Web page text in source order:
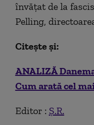
învățat de la
Pelling,
Citește și:
ANALIZĂ
Cum arată cel
Editor : Ș.R.